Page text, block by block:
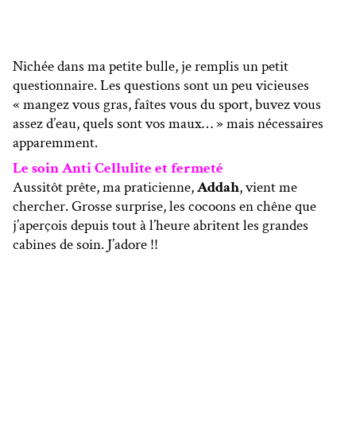
Nichée dans ma petite bulle, je remplis un petit
questionnaire. Les questions sont un peu vicieuses
« mangez vous gras, faîtes vous du sport, buvez vous
assez d’eau, quels sont vos maux… » mais nécessaires
apparemment.
Le soin Anti Cellulite et fermeté
Aussitôt prête, ma praticienne,Addah, vient me
chercher. Grosse surprise, les cocoons en chêne que
j’aperçois depuis tout à l’heure abritent les grandes
cabines de soin. J’adore !!